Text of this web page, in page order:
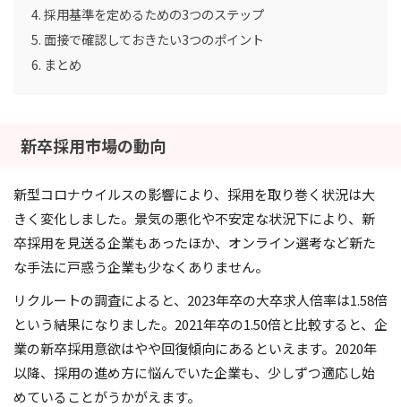
採用基準を定めるための3つのステップ
面接で確認しておきたい3つのポイント
まとめ
新卒採用市場の動向
新型コロナウイルスの影響により、採用を取り巻く状況は大
きく変化しました。景気の悪化や不安定な状況下により、新
卒採用を見送る企業もあったほか、オンライン選考など新た
な手法に戸惑う企業も少なくありません。
リクルートの調査によると、2023年卒の大卒求人倍率は1.58倍
という結果になりました。2021年卒の1.50倍と比較すると、企
業の新卒採用意欲はやや回復傾向にあるといえます。2020年
以降、採用の進め方に悩んでいた企業も、少しずつ適応し始
めていることがうかがえます。